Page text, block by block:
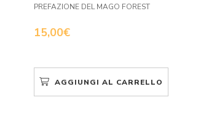
15,00€
PREFAZIONE DEL MAGO FOREST
AGGIUNGI AL CARRELLO